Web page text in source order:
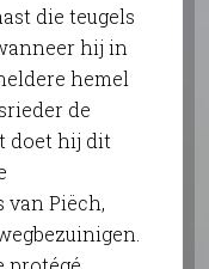
die teugels
hij in
hemel
de
doet hij dit
van Piëch,